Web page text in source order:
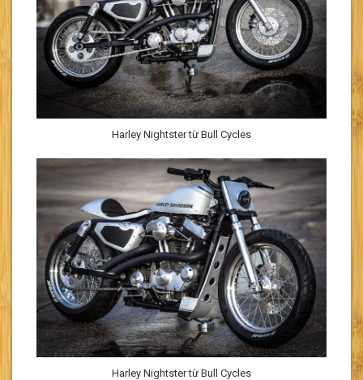
Harley Nightster từ Bull Cycles
Harley Nightster từ Bull Cycles